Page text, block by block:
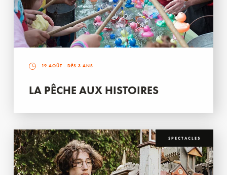
19 AOÛT - DÈS 3 ANS
LA PÊCHE AUX HISTOIRES
SPECTACLES